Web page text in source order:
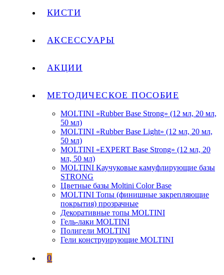
КИСТИ
АКСЕССУАРЫ
АКЦИИ
МЕТОДИЧЕСКОЕ ПОСОБИЕ
MOLTINI «Rubber Base Strong» (12 мл, 20 мл,
50 мл)
MOLTINI «Rubber Base Light» (12 мл, 20 мл,
50 мл)
MOLTINI «EXPERT Base Strong» (12 мл, 20
мл, 50 мл)
MOLTINI Каучуковые камуфлирующие базы
STRONG
Цветные базы Moltini Color Base
MOLTINI Топы (финишные закрепляющие
покрытия) прозрачные
Декоративные топы MOLTINI
Гель-лаки MOLTINI
Полигели MOLTINI
Гели конструирующие MOLTINI
0